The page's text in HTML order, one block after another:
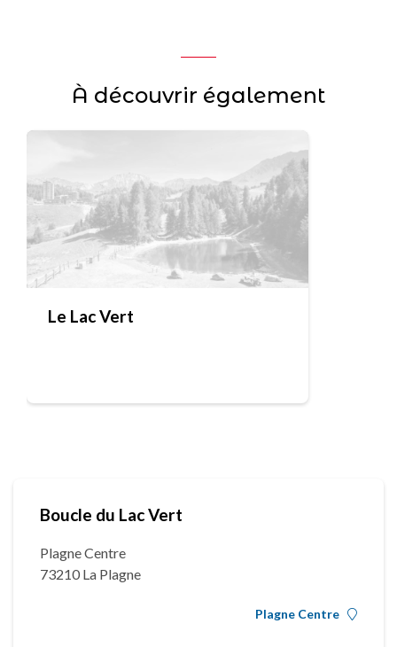
À découvrir également
Le Lac Vert
Boucle du Lac Vert
Plagne Centre
73210 La Plagne
Plagne Centre